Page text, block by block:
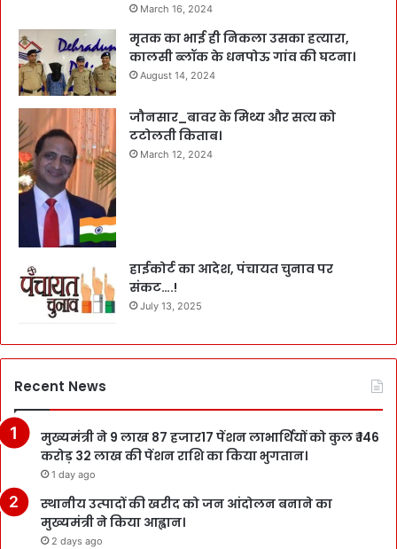
March 16, 2024
मृतक का भाई ही निकला उसका हत्यारा,
कालसी ब्लॉक के धनपोऊ गांव की घटना।
August 14, 2024
जौनसार_बावर के मिथ्य और सत्य को
टटोलती किताब।
March 12, 2024
हाईकोर्ट का आदेश, पंचायत चुनाव पर
संकट….!
July 13, 2025
Recent News
मुख्यमंत्री ने 9 लाख 87 हजार17 पेंशन लाभार्थियों को कुल ₹ 146
करोड़ 32 लाख की पेंशन राशि का किया भुगतान।
1 day ago
स्थानीय उत्पादों की खरीद को जन आंदोलन बनाने का
मुख्यमंत्री ने किया आह्वान।
2 days ago